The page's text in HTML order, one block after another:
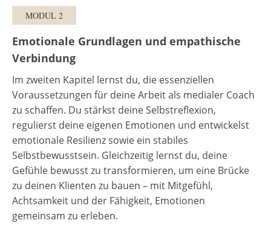
MODUL 2
Emotionale Grundlagen und empathische
Verbindung
Im zweiten Kapitel lernst du, die essenziellen
Voraussetzungen für deine Arbeit als medialer Coach
zu schaffen. Du stärkst deine Selbstreflexion,
regulierst deine eigenen Emotionen und entwickelst
emotionale Resilienz sowie ein stabiles
Selbstbewusstsein. Gleichzeitig lernst du, deine
Gefühle bewusst zu transformieren, um eine Brücke
zu deinen Klienten zu bauen – mit Mitgefühl,
Achtsamkeit und der Fähigkeit, Emotionen
gemeinsam zu erleben.